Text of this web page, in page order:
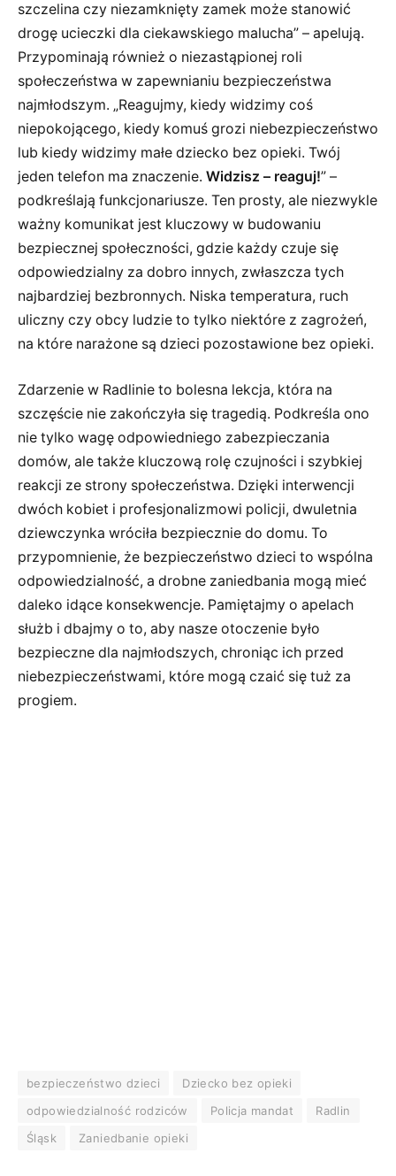
szczelina czy niezamknięty zamek może stanowić
drogę ucieczki dla ciekawskiego malucha” – apelują.
Przypominają również o niezastąpionej roli
społeczeństwa w zapewnianiu bezpieczeństwa
najmłodszym. „Reagujmy, kiedy widzimy coś
niepokojącego, kiedy komuś grozi niebezpieczeństwo
lub kiedy widzimy małe dziecko bez opieki. Twój
jeden telefon ma znaczenie. Widzisz – reaguj!” –
podkreślają funkcjonariusze. Ten prosty, ale niezwykle
ważny komunikat jest kluczowy w budowaniu
bezpiecznej społeczności, gdzie każdy czuje się
odpowiedzialny za dobro innych, zwłaszcza tych
najbardziej bezbronnych. Niska temperatura, ruch
uliczny czy obcy ludzie to tylko niektóre z zagrożeń,
na które narażone są dzieci pozostawione bez opieki.
Zdarzenie w Radlinie to bolesna lekcja, która na
szczęście nie zakończyła się tragedią. Podkreśla ono
nie tylko wagę odpowiedniego zabezpieczania
domów, ale także kluczową rolę czujności i szybkiej
reakcji ze strony społeczeństwa. Dzięki interwencji
dwóch kobiet i profesjonalizmowi policji, dwuletnia
dziewczynka wróciła bezpiecznie do domu. To
przypomnienie, że bezpieczeństwo dzieci to wspólna
odpowiedzialność, a drobne zaniedbania mogą mieć
daleko idące konsekwencje. Pamiętajmy o apelach
służb i dbajmy o to, aby nasze otoczenie było
bezpieczne dla najmłodszych, chroniąc ich przed
niebezpieczeństwami, które mogą czaić się tuż za
progiem.
bezpieczeństwo dzieci
Dziecko bez opieki
odpowiedzialność rodziców
Policja mandat
Radlin
Śląsk
Zaniedbanie opieki